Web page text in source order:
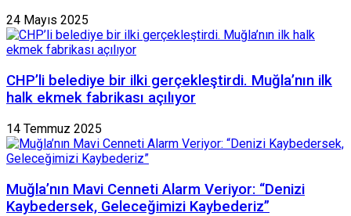
24 Mayıs 2025
CHP’li belediye bir ilki gerçekleştirdi. Muğla’nın ilk
halk ekmek fabrikası açılıyor
14 Temmuz 2025
Muğla’nın Mavi Cenneti Alarm Veriyor: “Denizi
Kaybedersek, Geleceğimizi Kaybederiz”